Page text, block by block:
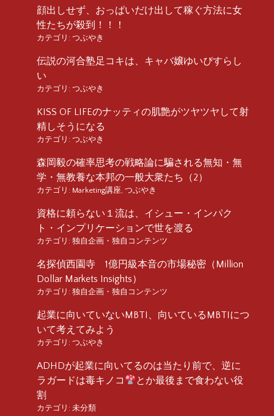
顔出しせず、おっぱいだけ出して稼ぐ方法に女
性たちが殺到！！！
カテゴリ: つぶやき
伝説の河合塾足コキは、キャバ嬢ゆいぴすらし
い
カテゴリ: つぶやき
KISS OF LIFEのナッティの肌艶がツヤツヤして射
精しそうになる
カテゴリ: つぶやき
森岡毅の確率思考の戦略論に騙される無知・無
学・無教養な本邦の一般大衆たち（2）
カテゴリ: Marketing講座 つぶやき
資格に頼らない１流は、イシュー・インパク
ト・インプリケーションで世を渡る
カテゴリ: 独自企画・独自コンテンツ
名探偵西園寺 1億円級本音の市場秘密（Million
Dollar Markets Insights）
カテゴリ: 独自企画・独自コンテンツ
起業に向いていないMBTI、向いているMBTIにつ
いて考えてみよう
カテゴリ: つぶやき
ADHDが起業に向いてるのは当たり前で、逆に
ラガードは毒キノコ
とか最後まで食わない役
割
カテゴリ: 未分類